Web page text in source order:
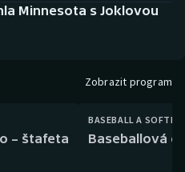
Minnesota s Joklovou
Zobrazit program
– štafeta
BASEBALL A
Baseballová